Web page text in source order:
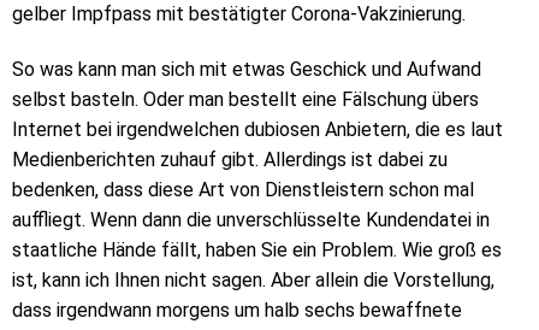
gelber Impfpass mit bestätigter Corona-Vakzinierung.
So was kann man sich mit etwas Geschick und Aufwand
selbst basteln. Oder man bestellt eine Fälschung übers
Internet bei irgendwelchen dubiosen Anbietern, die es laut
Medienberichten zuhauf gibt. Allerdings ist dabei zu
bedenken, dass diese Art von Dienstleistern schon mal
auffliegt. Wenn dann die unverschlüsselte Kundendatei in
staatliche Hände fällt, haben Sie ein Problem. Wie groß es
ist, kann ich Ihnen nicht sagen. Aber allein die Vorstellung,
dass irgendwann morgens um halb sechs bewaffnete